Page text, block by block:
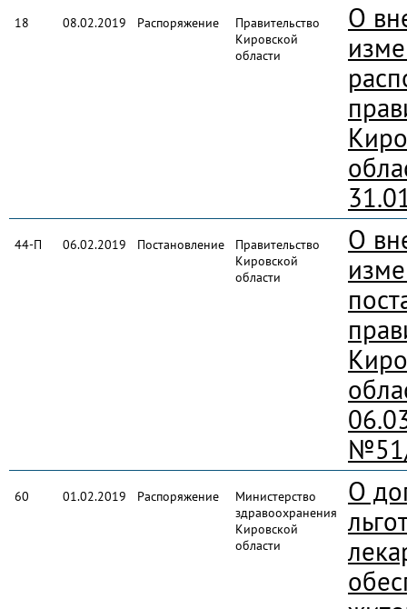
18 08.02.2019 Распоряжение
Правительство
Кировской
области
О
44-П 06.02.2019 Постановление
Правительство
Кировской
области
О
60 01.02.2019 Распоряжение
Министерство
здравоохранения
Кировской
области
О